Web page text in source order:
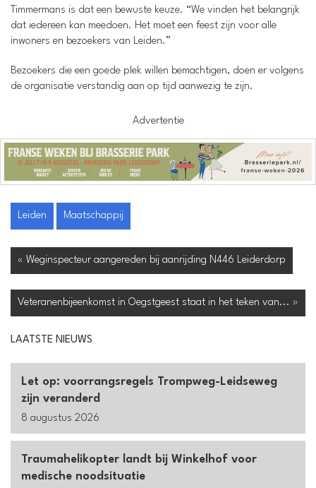
Timmermans is dat een bewuste keuze. “We vinden het belangrijk
dat iedereen kan meedoen. Het moet een feest zijn voor alle
inwoners en bezoekers van Leiden.”
Bezoekers die een goede plek willen bemachtigen, doen er volgens
de organisatie verstandig aan op tijd aanwezig te zijn.
Advertentie
Leiden Maatschappij
« Weginspecteur aangereden bij aanrijding N446 Leiderdorp
Veteranenbijeenkomst in Oegstgeest staat in het teken van... »
LAATSTE NIEUWS
Let op: voorrangsregels Trompweg-Leidseweg
zijn veranderd
8 augustus 2026
Traumahelikopter landt bij Winkelhof voor
medische noodsituatie